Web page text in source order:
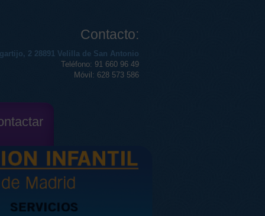
Contacto:
2 28891 Velilla de San Antonio
Teléfono: 91 660 96 49
Móvil: 628 573 586